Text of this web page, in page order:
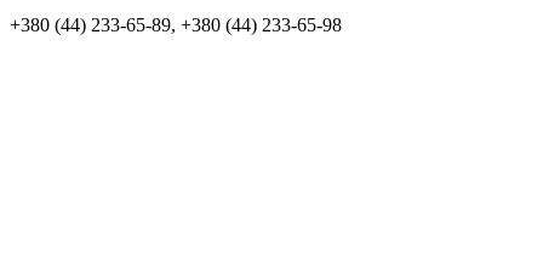
+380 (44) 233-65-89, +380 (44) 233-65-98